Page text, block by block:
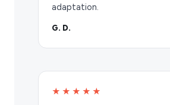
adaptation.
G. D.
★★★★★